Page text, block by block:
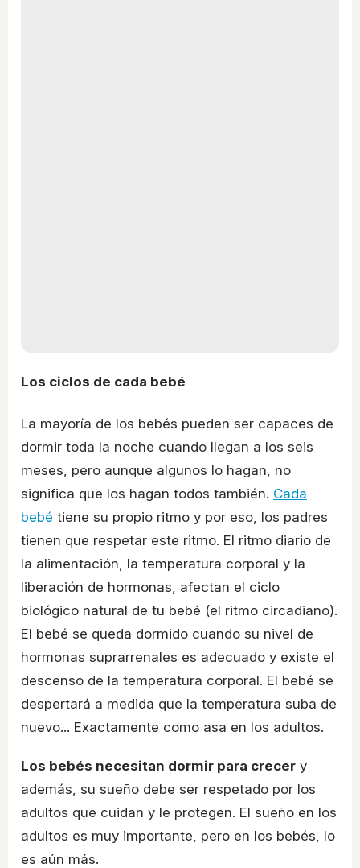
Los ciclos de cada bebé
La mayoría de los bebés pueden ser capaces de
dormir toda la noche cuando llegan a los seis
meses, pero aunque algunos lo hagan, no
significa que los hagan todos también. Cada
bebé tiene su propio ritmo y por eso, los padres
tienen que respetar este ritmo. El ritmo diario de
la alimentación, la temperatura corporal y la
liberación de hormonas, afectan el ciclo
biológico natural de tu bebé (el ritmo circadiano).
El bebé se queda dormido cuando su nivel de
hormonas suprarrenales es adecuado y existe el
descenso de la temperatura corporal. El bebé se
despertará a medida que la temperatura suba de
nuevo... Exactamente como asa en los adultos.
Los bebés necesitan dormir para crecer y
además, su sueño debe ser respetado por los
adultos que cuidan y le protegen. El sueño en los
adultos es muy importante, pero en los bebés, lo
es aún más.